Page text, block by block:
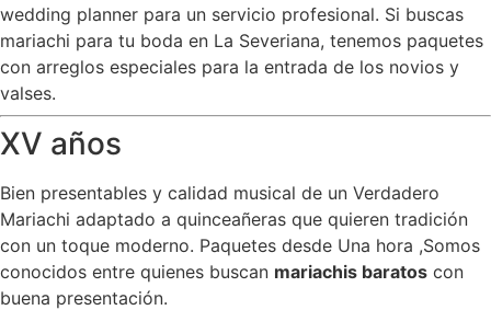
wedding planner para un servicio profesional. Si buscas
mariachi para tu boda en La Severiana, tenemos paquetes
con arreglos especiales para la entrada de los novios y
valses.
XV años
Bien presentables y calidad musical de un Verdadero
Mariachi adaptado a quinceañeras que quieren tradición
con un toque moderno. Paquetes desde Una hora ,Somos
conocidos entre quienes buscan mariachis baratos con
buena presentación.